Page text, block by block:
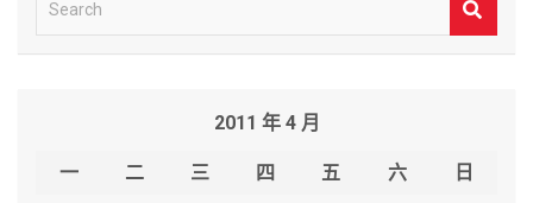
e
2011 年 4 月
一 二 三 四 五 六
日